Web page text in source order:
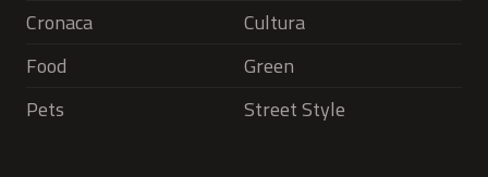
Cronaca
Cultura
Food
Green
Pets
Street Style